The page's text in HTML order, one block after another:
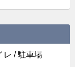
レ / 駐車場